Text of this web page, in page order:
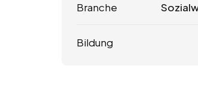
Branche
Bildung